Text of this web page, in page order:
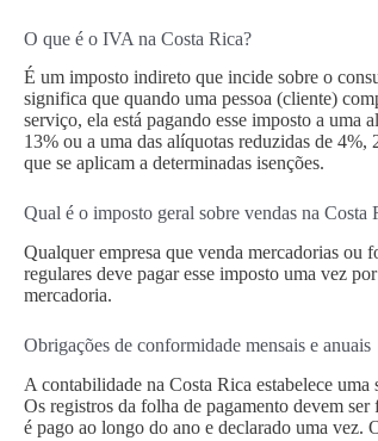
O que é o IVA na Costa Rica?
É um imposto indireto que incide sobre o
significa que quando uma pessoa (cliente)
serviço, ela está pagando esse imposto a uma
13% ou a uma das alíquotas reduzidas de 4%,
que se aplicam a determinadas isenções.
Qual é o imposto geral sobre vendas na Costa
Qualquer empresa que venda mercadorias ou
regulares deve pagar esse imposto uma vez
mercadoria.
Obrigações de conformidade mensais e anuais
A contabilidade na Costa Rica estabelece uma
Os registros da folha de pagamento devem
é pago ao longo do ano e declarado uma vez.